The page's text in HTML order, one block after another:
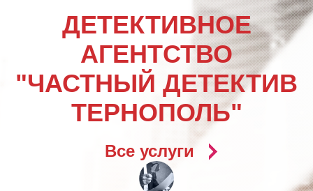
ДЕТЕКТИВНОЕ
АГЕНТСТВО
"ЧАСТНЫЙ ДЕТЕКТИВ
ТЕРНОПОЛЬ"
Все услуги